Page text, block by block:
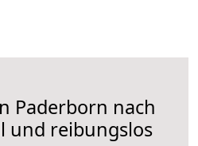
Paderborn nach
und reibungslos